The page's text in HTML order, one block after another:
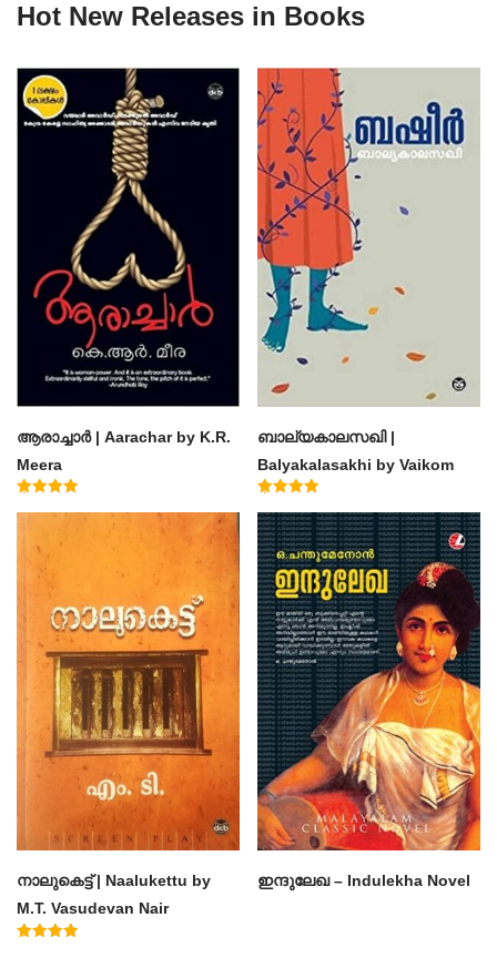
Hot New Releases in Books
ആരാച്ചാര്‍ | Aarachar by K.R.
Meera
ബാല്യകാലസഖി |
Balyakalasakhi by Vaikom
Muhammad Basheer
4.60
out of 5
നാലുകെട്ട് | Naalukettu by
M.T. Vasudevan Nair
ഇന്ദുലേഖ – Indulekha Novel